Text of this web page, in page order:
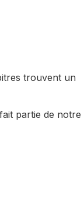
trouvent un
partie de notre